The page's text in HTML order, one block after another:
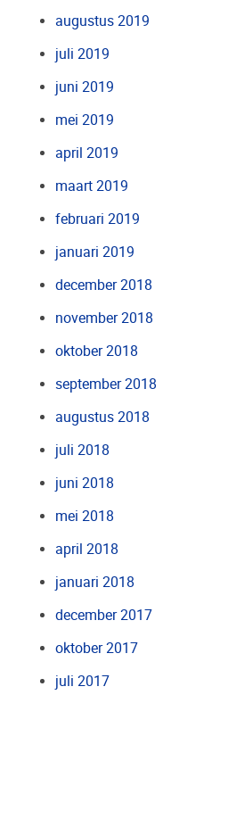
augustus 2019
juli 2019
juni 2019
mei 2019
april 2019
maart 2019
februari 2019
januari 2019
december 2018
november 2018
oktober 2018
september 2018
augustus 2018
juli 2018
juni 2018
mei 2018
april 2018
januari 2018
december 2017
oktober 2017
juli 2017